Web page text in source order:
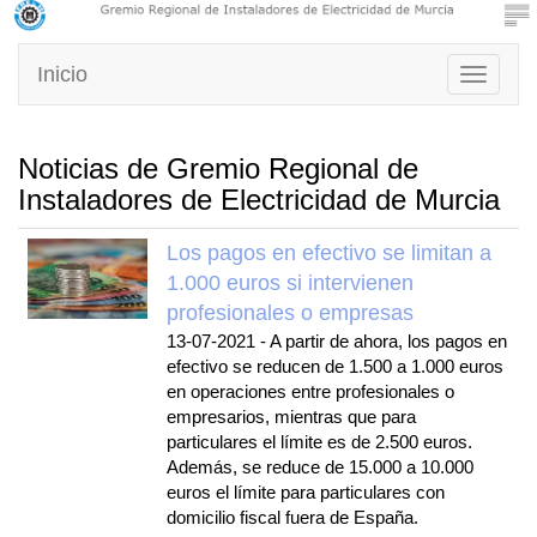
Toggle
Inicio
Noticias de Gremio Regional de
Instaladores de Electricidad de Murcia
Los pagos en efectivo se limitan a
1.000 euros si intervienen
profesionales o empresas
13-07-2021 -A partir de ahora, los pagos en
efectivo se reducen de 1.500 a 1.000 euros
en operaciones entre profesionales o
empresarios, mientras que para
particulares el límite es de 2.500 euros.
Además, se reduce de 15.000 a 10.000
euros el límite para particulares con
domicilio fiscal fuera de España.